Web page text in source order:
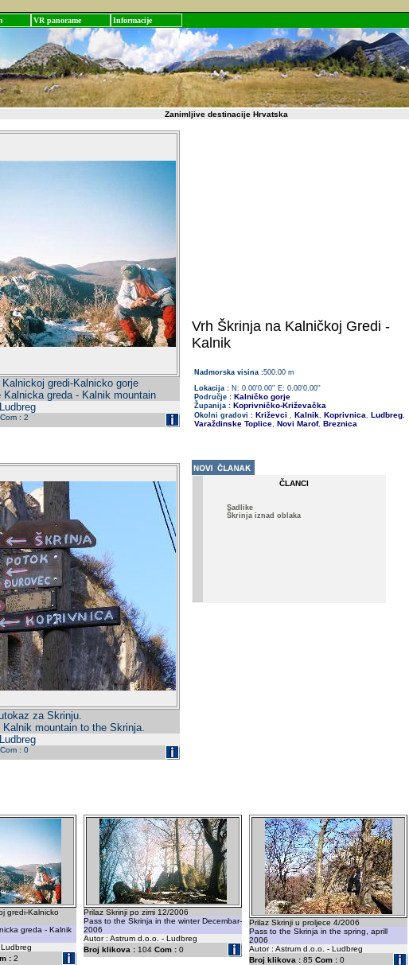
VR panorame Informacije
Zanimljive destinacije Hrvatska
gredi-Kalnicko gorje
Kalnicka greda - Kalnik mountain
: 2
za Skrinju.
mountain to the Skrinja.
: 0
Vrh Škrinja na Kalničkoj Gredi -
Kalnik
Nadmorska visina :500.00 m
Lokacija :N: 0.00'0.00'' E: 0.00'0.00''
Područje :Kalničko gorje
Županija : Koprivničko-Križevačka
Okolni gradovi : Križevci , Kalnik, Koprivnica, Ludbreg,
Varaždinske Toplice, Novi Marof, Breznica
ČLANCI
Sadlike
Škrinja iznad oblaka
gredi-Kalnicko
greda - Kalnik
: 2
Prilaz Skrinji po zimi 12/2006
Pass to the Skrinja in the winter Decembar-
2006
Autor : Astrum d.o.o. - Ludbreg
Broj klikova : 104 Com : 0
Prilaz Skrinji u proljece 4/2006
Pass to the Skrinja in the spring, aprill
2006
Autor : Astrum d.o.o. - Ludbreg
Broj klikova : 85 Com : 0